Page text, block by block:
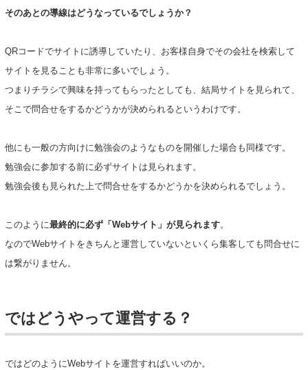
そのあとの導線はどうなっているでしょうか？
QRコードでサイトに誘導していたり、お客様自身でその会社を検索して
サイトを見ることも非常に多いでしょう。
つまりチラシで興味を持ってもらったとしても、結局サイトを見られて、
そこで問合せをするかどうかが決められるというわけです。
他にも一般の方向けに勉強会のようなものを開催した場合も同様です。
勉強会に参加する前に必ずサイトは見られます。
勉強会後も見られた上で問合せをするかどうかを決められるでしょう。
このように最終的に必ず「Webサイト」が見られます。
なのでWebサイトをきちんと運営していないといくら集客しても問合せに
は繋がりません。
ではどうやって運営する？
ではどのようにWebサイトを運営すればいいのか。